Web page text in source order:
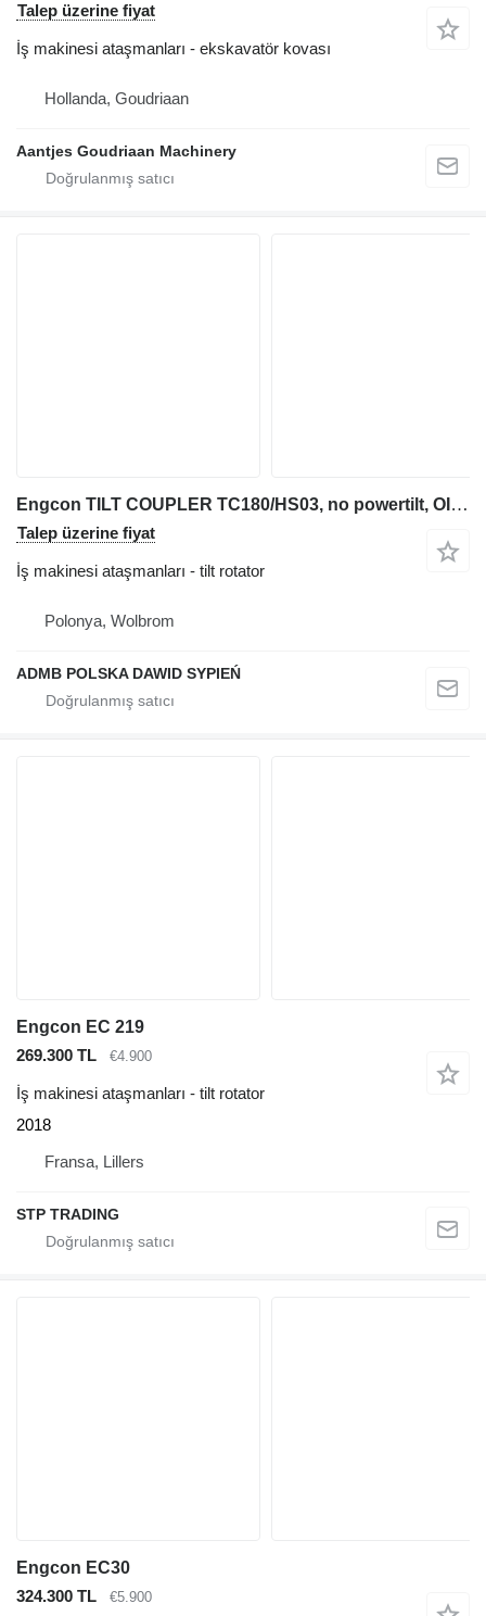
Talep üzerine fiyat
İş makinesi ataşmanları - ekskavatör kovası
Hollanda, Goudriaan
Aantjes Goudriaan Machinery
Engcon TILT COUPLER TC180/HS03, no powertilt, OIL QUICK, quick couplers
Talep üzerine fiyat
İş makinesi ataşmanları - tilt rotator
Polonya, Wolbrom
ADMB POLSKA DAWID SYPIEŃ
Engcon EC 219
269.300 TL
€4.900
İş makinesi ataşmanları - tilt rotator
2018
Fransa, Lillers
STP TRADING
Engcon EC30
324.300 TL
€5.900